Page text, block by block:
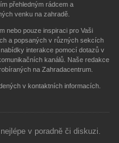
přehledným rádcem a
venku na zahradě.
nebo pouze inspiraci pro Vaši
a popsaných v různých sekcích
interakce pomocí dotazů v
kanálů. Naše redakce
na Zahradacentrum.
v kontaktních informacích.
v poradně či diskuzi.